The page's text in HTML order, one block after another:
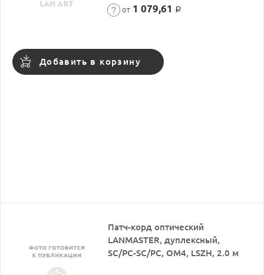
от 1 079,61 Р
Добавить в корзину
Патч-корд оптический
LANMASTER, дуплексный,
SC/PC-SC/PC, OM4, LSZH, 2.0 м